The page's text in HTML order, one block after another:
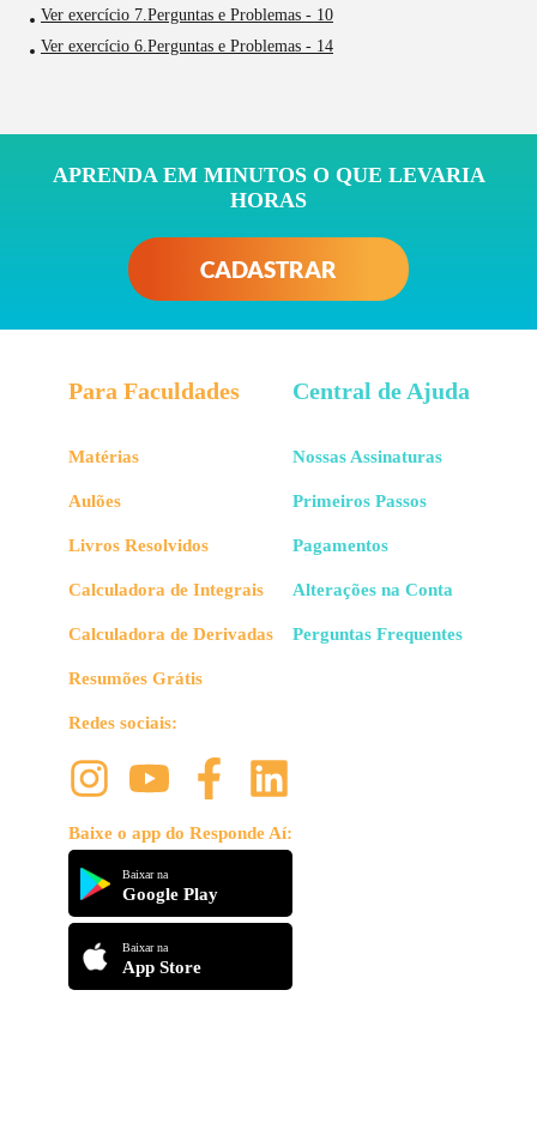
Ver exercício 7.Perguntas e Problemas - 10
Ver exercício 6.Perguntas e Problemas - 14
APRENDA EM MINUTOS O QUE LEVARIA
HORAS
CADASTRAR
Para Faculdades
Matérias
Aulões
Livros Resolvidos
Calculadora de Integrais
Calculadora de Derivadas
Resumões Grátis
Redes sociais:
Baixe o app do Responde Aí:
Baixar na
Google Play
Baixar na
App Store
Central de Ajuda
Nossas Assinaturas
Primeiros Passos
Pagamentos
Alterações na Conta
Perguntas Frequentes